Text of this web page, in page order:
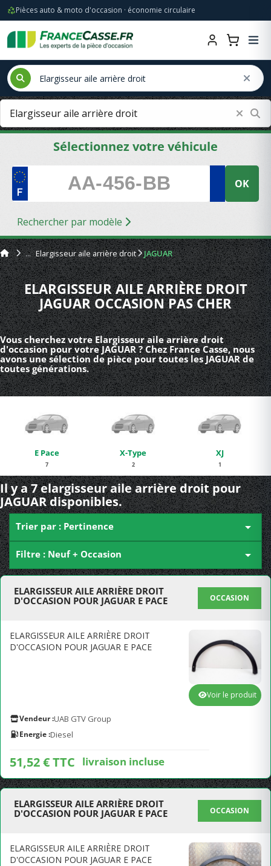
Pièces auto & moto d'occasion · économie circulaire
Sélectionnez votre véhicule
OK
Rechercher par modèle
Elargisseur aile arrière droit JAGUAR
ELARGISSEUR AILE ARRIÈRE DROIT
JAGUAR OCCASION PAS CHER
Vous cherchez votre Elargisseur aile arrière droit
d'occasion pour votre JAGUAR ? Chez France Casse, nous
avons une sélection de pièce pour toutes les JAGUAR de
toutes générations.
E Pace
7
X-Type
2
XJ
1
Il y a 7 elargisseur aile arrière droit pour
JAGUAR disponibles.
Trier par : Pertinence 
Filtre : Neuf + Occasion 
ELARGISSEUR AILE ARRIÈRE DROIT
D'OCCASION POUR JAGUAR E PACE
OCCASION
ELARGISSEUR AILE ARRIÈRE DROIT
D'OCCASION POUR JAGUAR E PACE
Vendeur :UAB GTV Group
Energie :Diesel
51,52 € TTC livraison incluse
Voir le produit
ELARGISSEUR AILE ARRIÈRE DROIT
D'OCCASION POUR JAGUAR E PACE
OCCASION
ELARGISSEUR AILE ARRIÈRE DROIT
D'OCCASION POUR JAGUAR E PACE